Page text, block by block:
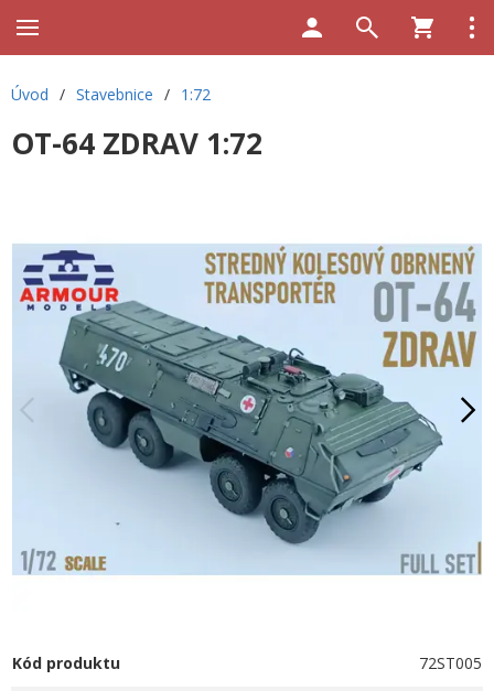
Úvod / Stavebnice / 1:72
OT-64 ZDRAV 1:72
Kód produktu 72ST005